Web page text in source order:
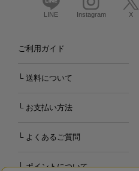
LINE Instagram X
ご利用ガイド
└ 送料について
└ お支払い方法
└ よくあるご質問
└ ポイントについて